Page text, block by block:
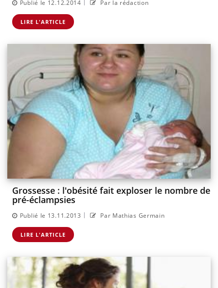
Publié le 12.12.2014 Par la rédaction
LIRE L'ARTICLE
Grossesse : l'obésité fait exploser le nombre de
pré-éclampsies
Publié le 13.11.2013 | Par Mathias Germain
LIRE L'ARTICLE